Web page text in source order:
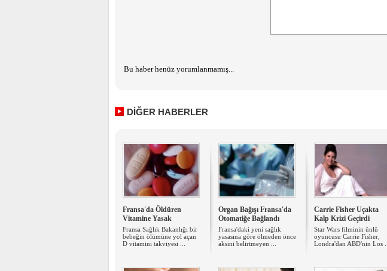
Bu haber henüz yorumlanmamış...
DİĞER HABERLER
Fransa'da Öldüren
Vitamine Yasak
Fransa Sağlık Bakanlığı bir
bebeğin ölümüne yol açan
D vitamini takviyesi ...
Organ Bağışı Fransa'da
Otomatiğe Bağlandı
Fransa'daki yeni sağlık
yasasına göre ölmeden önce
aksini belirtmeyen ...
Carrie Fisher Uçakta
Kalp Krizi Geçirdi
Star Wars filminin ünlü
oyuncusu Carrie Fisher,
Londra'dan ABD'nin Los ...